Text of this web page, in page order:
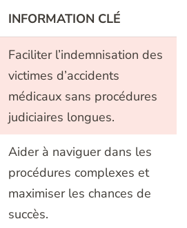
INFORMATION CLÉ
Faciliter l’indemnisation des
victimes d’accidents
médicaux sans procédures
judiciaires longues.
Aider à naviguer dans les
procédures complexes et
maximiser les chances de
succès.